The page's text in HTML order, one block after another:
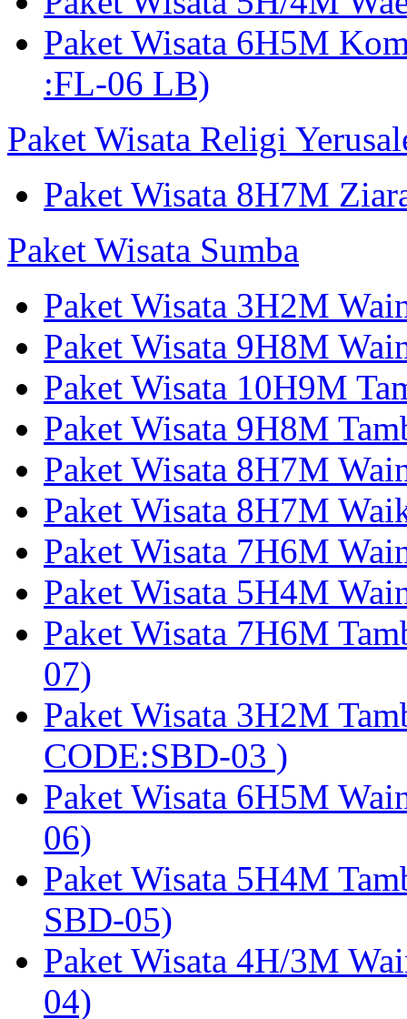
Paket Wisata 6H5M
:FL-06 LB)
Paket Wisata Religi
Paket Wisata 8H7M
Paket Wisata Sumba
Paket Wisata 3H2M
Paket Wisata 9H8M
Paket Wisata 10H9M
Paket Wisata 9H8M
Paket Wisata 8H7M
Paket Wisata 8H7M
Paket Wisata 7H6M
Paket Wisata 5H4M
Paket Wisata 7H6M
07)
Paket Wisata 3H2M
CODE:SBD-03 )
Paket Wisata 6H5M
06)
Paket Wisata 5H4M
SBD-05)
Paket Wisata 4H/3M
04)